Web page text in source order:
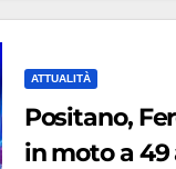
ATTUALITÀ
Positano,
in moto a